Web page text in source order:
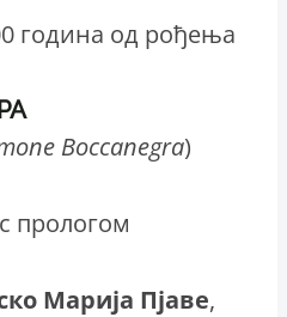
година од рођења
Boccanegra)
прологом
Марија Пјаве,